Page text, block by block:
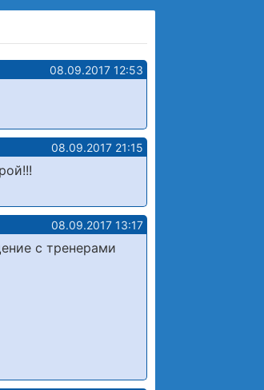
08.09.2017 12:53
08.09.2017 21:15
08.09.2017 13:17
с тренерами